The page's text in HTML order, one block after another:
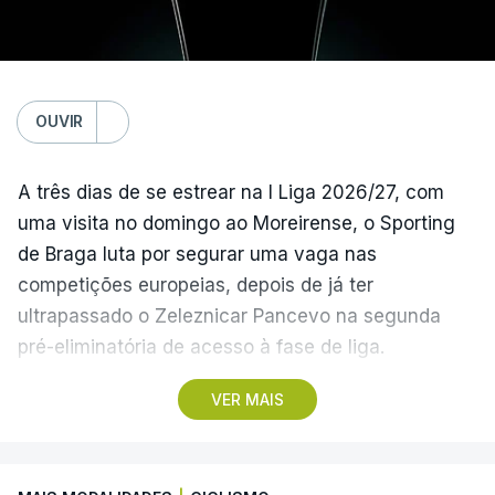
graças à conquista da Taça de Portugal.
OUVIR
VER MAIS
A três dias de se estrear na I Liga 2026/27, com
uma visita no domingo ao Moreirense, o Sporting
de Braga luta por segurar uma vaga nas
competições europeias, depois de já ter
ultrapassado o Zeleznicar Pancevo na segunda
pré-eliminatória de acesso à fase de liga.
A inesperada vitória do Torreense na Taça de